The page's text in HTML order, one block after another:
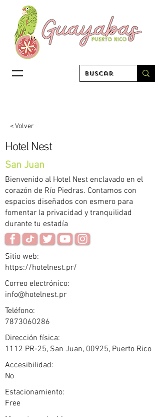
< Volver
Hotel Nest
San Juan
Bienvenido al Hotel Nest enclavado en el
corazón de Río Piedras. Contamos con
espacios diseñados con esmero para
fomentar la privacidad y tranquilidad
durante tu estadía
Sitio web:
https://hotelnest.pr/
Correo electrónico:
info@hotelnest.pr
Teléfono:
7873060286
Dirección física:
1112 PR-25, San Juan, 00925, Puerto Rico
Accesibilidad:
No
Estacionamiento:
Free